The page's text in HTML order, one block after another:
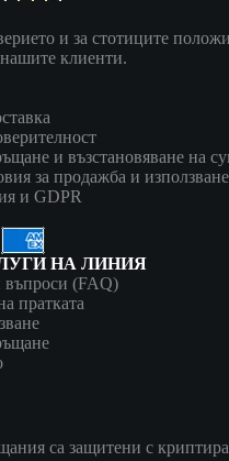
и за стотиците
клиенти.
и възстановяване на
за продажба и използване
и GDPR
НА ЛИНИЯ
въпроси (FAQ)
пратката
са защитени с